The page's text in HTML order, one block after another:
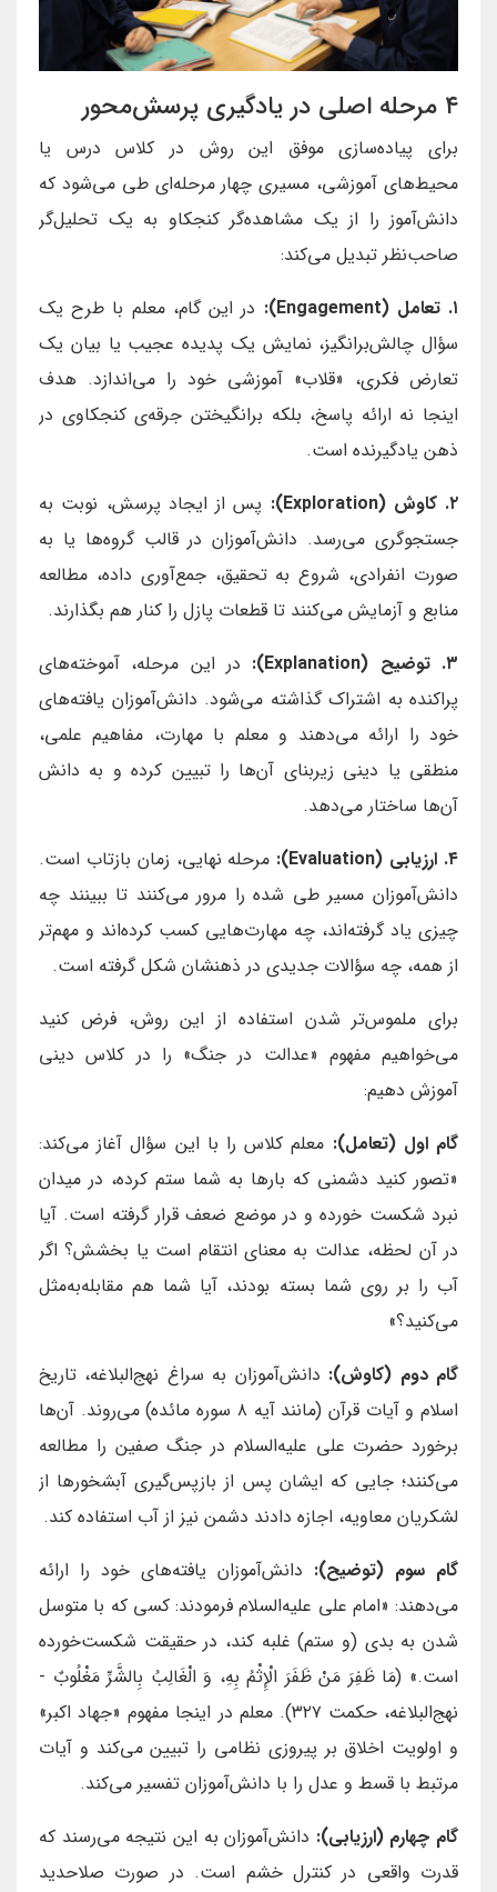
۴ مرحله اصلی در یادگیری پرسش‌محور
برای پیاده‌سازی موفق این روش در کلاس درس یا
محیط‌های آموزشی، مسیری چهار مرحله‌ای طی می‌شود که
دانش‌آموز را از یک مشاهده‌گر کنجکاو به یک تحلیل‌گر
صاحب‌نظر تبدیل می‌کند:
۱. تعامل (Engagement):
در این گام، معلم با طرح یک
سؤال چالش‌برانگیز، نمایش یک پدیده عجیب یا بیان یک
تعارض فکری، «قلاب» آموزشی خود را می‌اندازد. هدف
اینجا نه ارائه پاسخ، بلکه برانگیختن جرقه‌ی کنجکاوی در
ذهن یادگیرنده است.
۲. کاوش (Exploration):
پس از ایجاد پرسش، نوبت به
جستجوگری می‌رسد. دانش‌آموزان در قالب گروه‌ها یا به
صورت انفرادی، شروع به تحقیق، جمع‌آوری داده، مطالعه
منابع و آزمایش می‌کنند تا قطعات پازل را کنار هم بگذارند.
۳. توضیح (Explanation):
در این مرحله، آموخته‌های
پراکنده به اشتراک گذاشته می‌شود. دانش‌آموزان یافته‌های
خود را ارائه می‌دهند و معلم با مهارت، مفاهیم علمی،
منطقی یا دینی زیربنای آن‌ها را تبیین کرده و به دانش
آن‌ها ساختار می‌دهد.
۴. ارزیابی (Evaluation):
مرحله نهایی، زمان بازتاب است.
دانش‌آموزان مسیر طی شده را مرور می‌کنند تا ببینند چه
چیزی یاد گرفته‌اند، چه مهارت‌هایی کسب کرده‌اند و مهم‌تر
از همه، چه سؤالات جدیدی در ذهنشان شکل گرفته است.
برای ملموس‌تر شدن استفاده از این روش، فرض کنید
می‌خواهیم مفهوم «عدالت در جنگ» را در کلاس دینی
آموزش دهیم:
گام اول (تعامل): معلم کلاس را با این سؤال آغاز می‌کند:
«تصور کنید دشمنی که بارها به شما ستم کرده، در میدان
نبرد شکست خورده و در موضع ضعف قرار گرفته است. آیا
در آن لحظه، عدالت به معنای انتقام است یا بخشش؟ اگر
آب را بر روی شما بسته بودند، آیا شما هم مقابله‌به‌مثل
می‌کنید؟»
گام دوم (کاوش): دانش‌آموزان به سراغ نهج‌البلاغه، تاریخ
اسلام و آیات قرآن (مانند آیه ۸ سوره مائده) می‌روند. آن‌ها
برخورد حضرت علی علیه‌السلام در جنگ صفین را مطالعه
می‌کنند؛ جایی که ایشان پس از بازپس‌گیری آبشخورها از
لشکریان معاویه، اجازه دادند دشمن نیز از آب استفاده کند.
گام سوم (توضیح): دانش‌آموزان یافته‌های خود را ارائه
می‌دهند: «امام علی علیه‌السلام فرمودند: کسی که با متوسل
شدن به بدی (و ستم) غلبه کند، در حقیقت شکست‌خورده
است.» (مَا ظَفِرَ مَنْ ظَفَرَ الْإِثْمُ بِهِ، وَ الْغَالِبُ بِالشَّرِّ مَغْلُوبٌ -
نهج‌البلاغه، حکمت ۳۲۷). معلم در اینجا مفهوم «جهاد اکبر»
و اولویت اخلاق بر پیروزی نظامی را تبیین می‌کند و آیات
مرتبط با قسط و عدل را با دانش‌آموزان تفسیر می‌کند.
گام چهارم (ارزیابی): دانش‌آموزان به این نتیجه می‌رسند که
قدرت واقعی در کنترل خشم است. در صورت صلاحدید